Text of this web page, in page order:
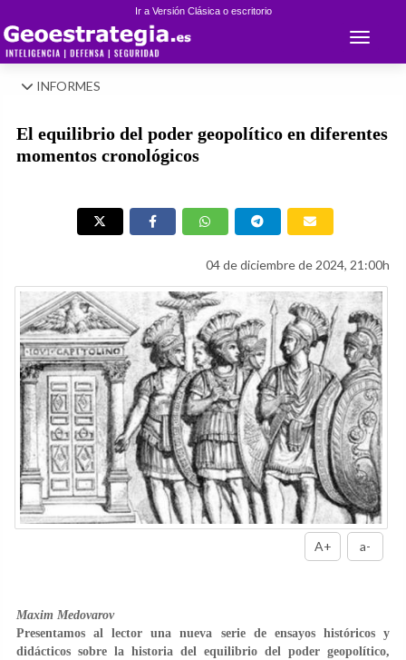
Ir a Versión Clásica o escritorio
Toggle
INFORMES
El equilibrio del poder geopolítico en diferentes
momentos cronológicos
04 de diciembre de 2024, 21:00h
A+ a-
Maxim Medovarov
Presentamos al lector una nueva serie de ensayos históricos y
didácticos sobre la historia del equilibrio del poder geopolítico,